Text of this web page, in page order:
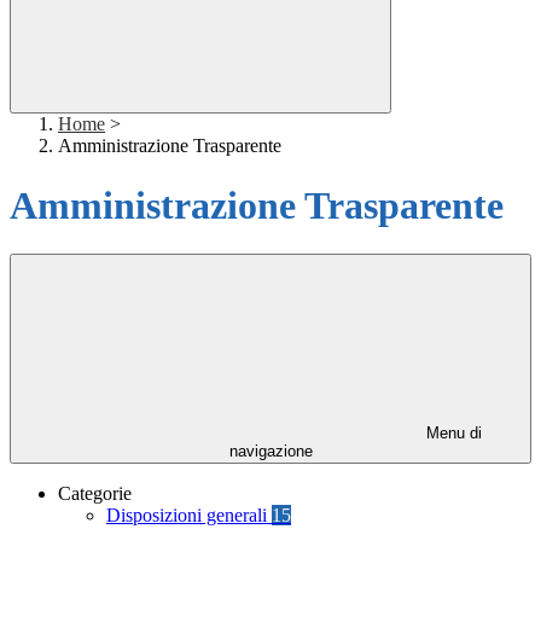
Home >
Amministrazione Trasparente
Amministrazione Trasparente
Menu di
navigazione
Categorie
Disposizioni generali 15